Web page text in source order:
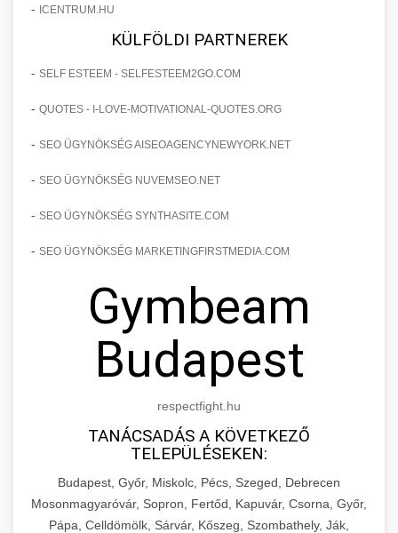
- ICENTRUM.HU
KÜLFÖLDI PARTNEREK
- SELF ESTEEM - SELFESTEEM2GO.COM
- QUOTES - I-LOVE-MOTIVATIONAL-QUOTES.ORG
- SEO ÜGYNÖKSÉG AISEOAGENCYNEWYORK.NET
- SEO ÜGYNÖKSÉG NUVEMSEO.NET
- SEO ÜGYNÖKSÉG SYNTHASITE.COM
- SEO ÜGYNÖKSÉG MARKETINGFIRSTMEDIA.COM
Gymbeam
Budapest
respectfight.hu
TANÁCSADÁS A KÖVETKEZŐ
TELEPÜLÉSEKEN:
Budapest, Győr, Miskolc, Pécs, Szeged, Debrecen
Mosonmagyaróvár, Sopron, Fertőd, Kapuvár, Csorna, Győr,
Pápa, Celldömölk, Sárvár, Kőszeg, Szombathely, Ják,